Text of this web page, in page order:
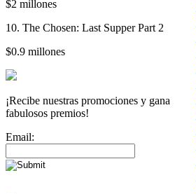
$2 millones
10. The Chosen: Last Supper Part 2
$0.9 millones
¡Recibe nuestras promociones y gana
fabulosos premios!
Email: